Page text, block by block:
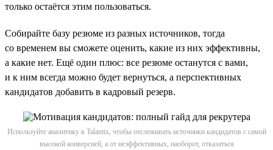
только остаётся этим пользоваться.
Собирайте базу резюме из разных источников, тогда
со временем вы сможете оценить, какие из них эффективны,
а какие нет. Ещё один плюс: все резюме останутся с вами,
и к ним всегда можно будет вернуться, а перспективных
кандидатов добавить в кадровый резерв.
Используйте аналитику в Talantix, чтобы отслеживать источники кандидатов с самой
высокой конверсией, а от неэффективных, наоборот, отказаться